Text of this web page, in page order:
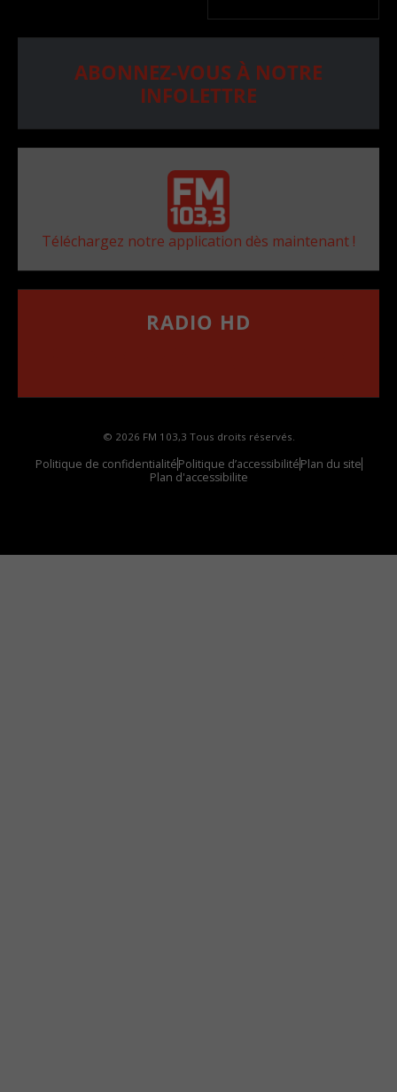
ABONNEZ-VOUS À NOTRE
INFOLETTRE
Téléchargez notre application dès maintenant !
RADIO HD
© 2026 FM 103,3 Tous droits réservés.
Politique de confidentialitéPolitique d’accessibilitéPlan du site
Plan d'accessibilite